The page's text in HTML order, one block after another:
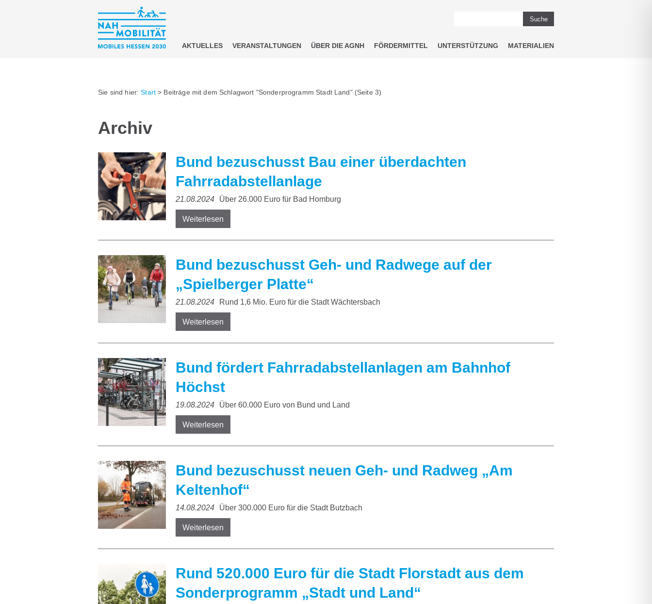
Suche
AKTUELLES VERANSTALTUNGEN ÜBER DIE AGNH FÖRDERMITTEL UNTERSTÜTZUNG MATERIALIEN
Sie sind hier:Start > Beiträge mit dem Schlagwort "Sonderprogramm Stadt Land"(Seite 3)
Archiv
Bund bezuschusst Bau einer überdachten
Fahrradabstellanlage
21.08.2024 Über 26.000 Euro für Bad Homburg
Weiterlesen
Bund bezuschusst Geh- und Radwege auf der
„Spielberger Platte“
21.08.2024 Rund 1,6 Mio. Euro für die Stadt Wächtersbach
Weiterlesen
Bund fördert Fahrradabstellanlagen am Bahnhof
Höchst
19.08.2024 Über 60.000 Euro von Bund und Land
Weiterlesen
Bund bezuschusst neuen Geh- und Radweg „Am
Keltenhof“
14.08.2024 Über 300.000 Euro für die Stadt Butzbach
Weiterlesen
Rund 520.000 Euro für die Stadt Florstadt aus dem
Sonderprogramm „Stadt und Land“